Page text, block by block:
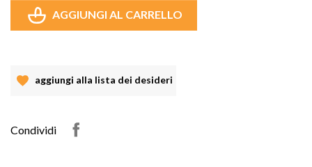
AGGIUNGI AL CARRELLO
aggiungi alla lista dei desideri
Condividi